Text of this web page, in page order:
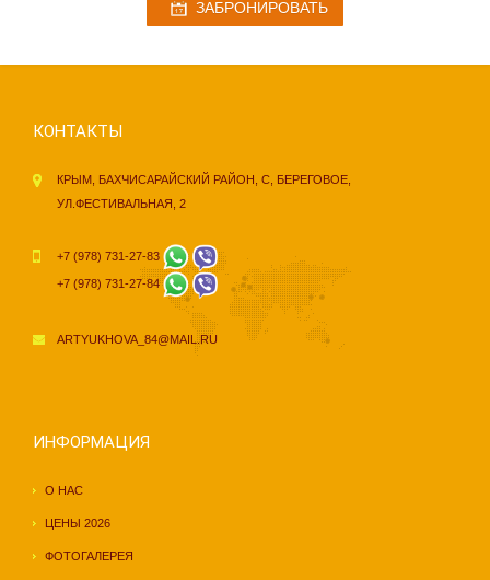
ЗАБРОНИРОВАТЬ
КОНТАКТЫ
КРЫМ, БАХЧИСАРАЙСКИЙ РАЙОН, С, БЕРЕГОВОЕ,
УЛ.ФЕСТИВАЛЬНАЯ, 2
+7 (978) 731-27-83
+7 (978) 731-27-84
ARTYUKHOVA_84@MAIL.RU
ИНФОРМАЦИЯ
О НАС
ЦЕНЫ 2026
ФОТОГАЛЕРЕЯ